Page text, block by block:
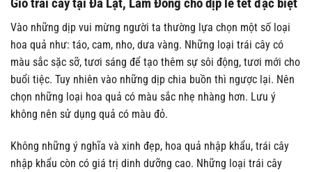
Giỏ trái cây tại Đà Lạt, Lâm Đồng cho dịp lễ tết đặc biệt
Vào những dịp vui mừng người ta thường lựa chọn một số loại
hoa quả như: táo, cam, nho, dưa vàng. Những loại trái cây có
màu sắc sặc sỡ, tươi sáng để tạo thêm sự sôi động, tươi mới cho
buổi tiệc. Tuy nhiên vào những dịp chia buồn thì ngược lại. Nên
chọn những loại hoa quả có màu sắc nhẹ nhàng hơn. Lưu ý
không nên sử dụng quả có màu đỏ.
Không những ý nghĩa và xinh đẹp, hoa quả nhập khẩu, trái cây
nhập khẩu còn có giá trị dinh dưỡng cao. Những loại trái cây